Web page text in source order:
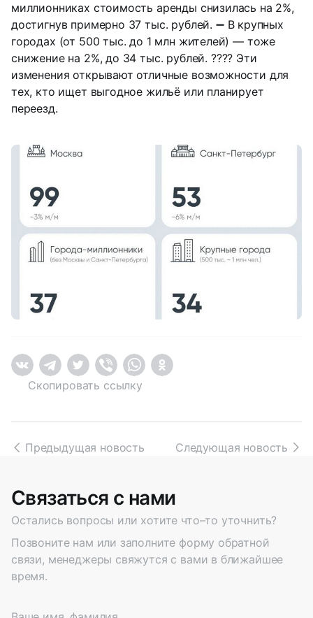
миллионниках стоимость аренды снизилась на 2%,
достигнув примерно 37 тыс. рублей. ➖ В крупных
городах (от 500 тыс. до 1 млн жителей) — тоже
снижение на 2%, до 34 тыс. рублей. ???? Эти
изменения открывают отличные возможности для
тех, кто ищет выгодное жильё или планирует
переезд.
Скопировать ссылку
Предыдущая новость Следующая новость
Связаться с нами
Остались вопросы или хотите что–то уточнить?
Позвоните нам или заполните форму обратной
связи, менеджеры свяжутся с вами в ближайшее
время.